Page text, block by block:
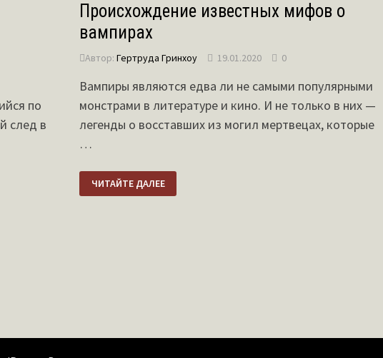
по
след в
Происхождение известных мифов о
вампирах
Автор: Гертруда Гринхоу 19.01.2020 0
Вампиры являются едва ли не самыми популярными
монстрами в литературе и кино. И не только в них —
легенды о восставших из могил мертвецах, которые
…
ПРОИСХОЖДЕНИЕ
ИЗВЕСТНЫХ
МИФОВ
ЧИТАЙТЕ ДАЛЕЕ